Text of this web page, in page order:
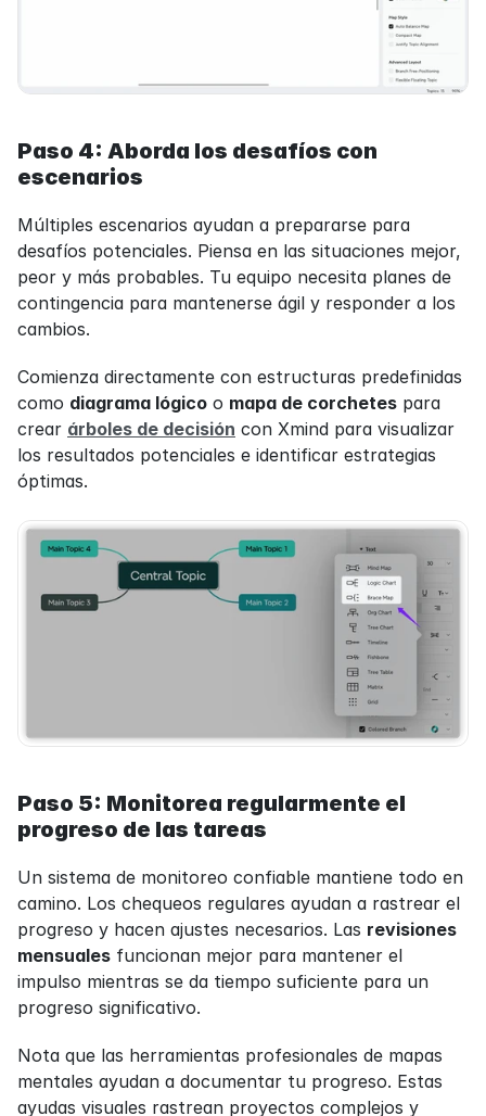
Paso 4: Aborda los desafíos con
escenarios
Múltiples escenarios ayudan a prepararse para
desafíos potenciales. Piensa en las situaciones mejor,
peor y más probables. Tu equipo necesita planes de
contingencia para mantenerse ágil y responder a los
cambios.
Comienza directamente con estructuras predefinidas
como diagrama lógico o mapa de corchetes para
crear árboles de decisión con Xmind para visualizar
los resultados potenciales e identificar estrategias
óptimas.
Paso 5: Monitorea regularmente el
progreso de las tareas
Un sistema de monitoreo confiable mantiene todo en
camino. Los chequeos regulares ayudan a rastrear el
progreso y hacen ajustes necesarios. Las revisiones
mensuales funcionan mejor para mantener el
impulso mientras se da tiempo suficiente para un
progreso significativo.
Nota que las herramientas profesionales de mapas
mentales ayudan a documentar tu progreso. Estas
ayudas visuales rastrean proyectos complejos y